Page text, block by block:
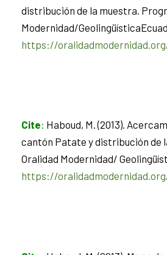
distribución de la muestra.
Modernidad/
https://
Cite: Haboud, M. (2013).
cantón Patate y distribución de
Oralidad Modernidad/
https://